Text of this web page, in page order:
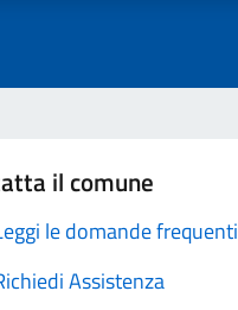
il comune
le domande frequenti
Assistenza